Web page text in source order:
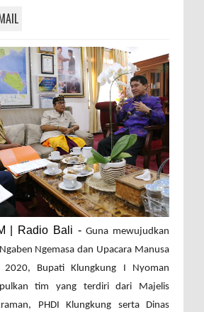
| Radio Bali -Guna mewujudkan
Ngemasa dan Upacara Manusa
Bupati Klungkung I Nyoman
tim yang terdiri dari Majelis
PHDI Klungkung serta Dinas